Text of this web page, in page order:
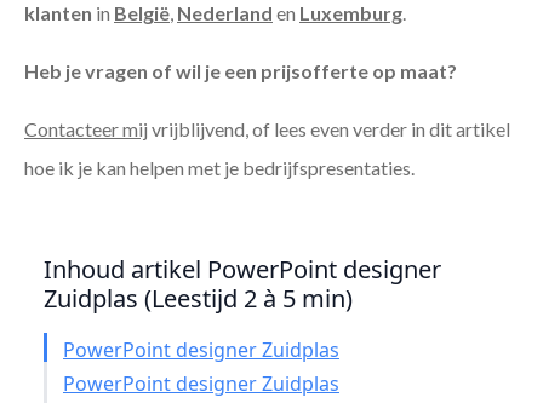
klanten in België, Nederland en Luxemburg.
Heb je vragen of wil je een prijsofferte op maat?
Contacteer mij vrijblijvend, of lees even verder in dit artikel
hoe ik je kan helpen met je bedrijfspresentaties.
Inhoud artikel PowerPoint designer
Zuidplas (Leestijd 2 à 5 min)
PowerPoint designer Zuidplas
PowerPoint designer Zuidplas